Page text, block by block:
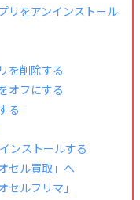
リをアンインストール
を削除する
オフにする
る
ンストールする
セル買取」へ
ルフリマ」